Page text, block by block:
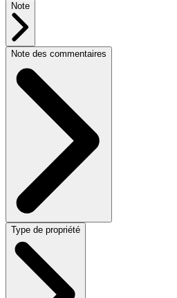
Note
Note des commentaires
Type de propriété